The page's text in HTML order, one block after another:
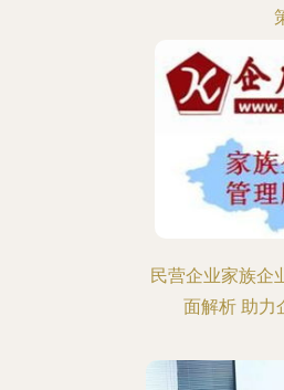
民营企业家族企
面解析 助力